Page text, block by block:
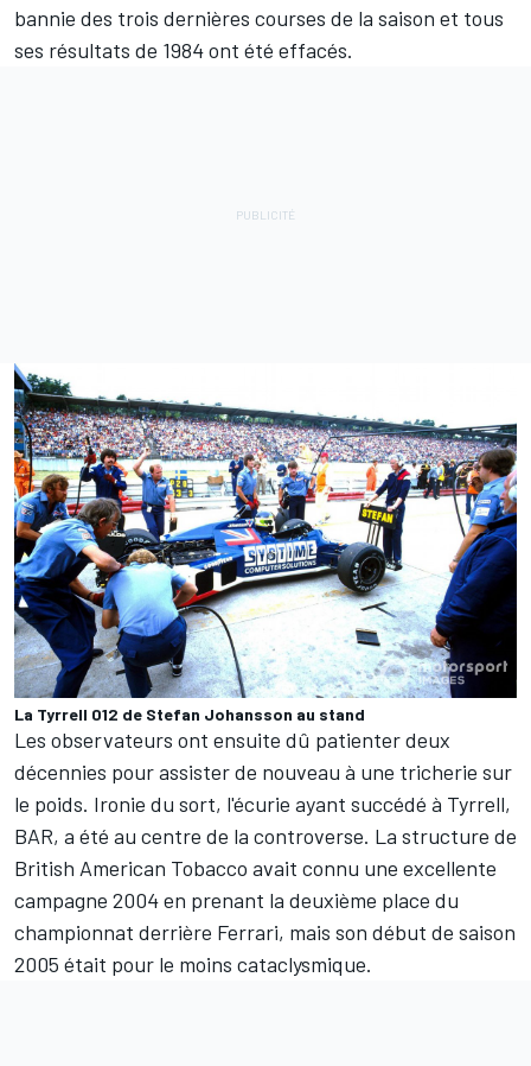
bannie des trois dernières courses de la saison et tous
ses résultats de 1984 ont été effacés.
La Tyrrell 012 de Stefan Johansson au stand
Les observateurs ont ensuite dû patienter deux
décennies pour assister de nouveau à une tricherie sur
le poids. Ironie du sort, l'écurie ayant succédé à Tyrrell,
BAR, a été au centre de la controverse. La structure de
British American Tobacco avait connu une excellente
campagne 2004 en prenant la deuxième place du
championnat derrière Ferrari, mais son début de saison
2005 était pour le moins cataclysmique.